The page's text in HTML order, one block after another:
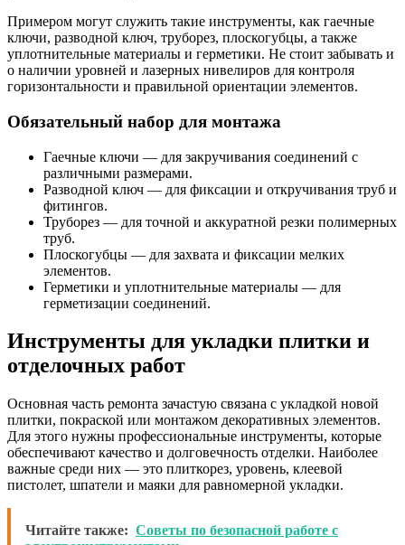
Примером могут служить такие инструменты, как гаечные
ключи, разводной ключ, труборез, плоскогубцы, а также
уплотнительные материалы и герметики. Не стоит забывать и
о наличии уровней и лазерных нивелиров для контроля
горизонтальности и правильной ориентации элементов.
Обязательный набор для монтажа
Гаечные ключи — для закручивания соединений с
различными размерами.
Разводной ключ — для фиксации и откручивания труб и
фитингов.
Труборез — для точной и аккуратной резки полимерных
труб.
Плоскогубцы — для захвата и фиксации мелких
элементов.
Герметики и уплотнительные материалы — для
герметизации соединений.
Инструменты для укладки плитки и
отделочных работ
Основная часть ремонта зачастую связана с укладкой новой
плитки, покраской или монтажом декоративных элементов.
Для этого нужны профессиональные инструменты, которые
обеспечивают качество и долговечность отделки. Наиболее
важные среди них — это плиткорез, уровень, клеевой
пистолет, шпатели и маяки для равномерной укладки.
Читайте также: Советы по безопасной работе с